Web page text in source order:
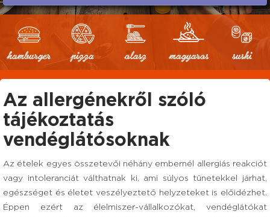
hamburger pizza olasz magyaros sushi
Az allergénekről szóló
tájékoztatás
vendéglátósoknak
Az ételek egyes összetevői néhány embernél allergiás reakciót
vagy intoleranciát válthatnak ki, ami súlyos tünetekkel járhat,
egészséget és életet veszélyeztető helyzeteket is előidézhet.
Éppen ezért az élelmiszer-vállalkozókat, vendéglátókat